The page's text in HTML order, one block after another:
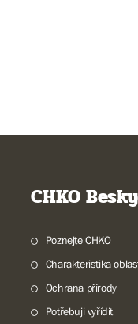
CHKO
Poznejte CHKO
Charakteristika
Ochrana přírody
Potřebuji vyřídit